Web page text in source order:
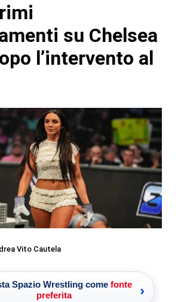
su Chelsea
l’intervento al
Vito Cautela
Spazio Wrestling come fonte
preferita
›